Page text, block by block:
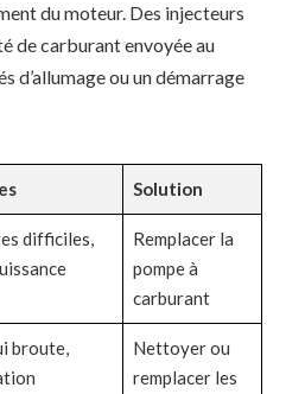
du moteur. Des injecteurs
de carburant envoyée au
d’allumage ou un démarrage
Solution
difficiles,
Remplacer la
pompe à
carburant
broute,
Nettoyer ou
remplacer les